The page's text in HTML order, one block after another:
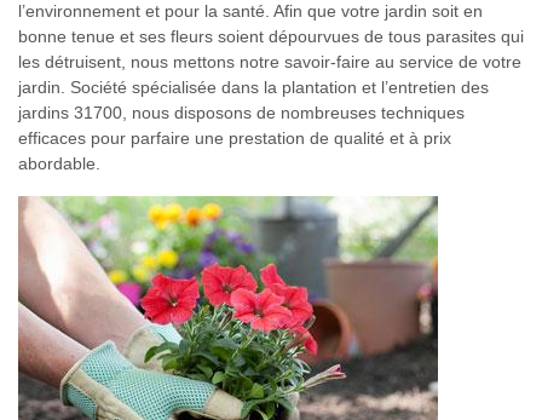
l’environnement et pour la santé. Afin que votre jardin soit en
bonne tenue et ses fleurs soient dépourvues de tous parasites qui
les détruisent, nous mettons notre savoir-faire au service de votre
jardin. Société spécialisée dans la plantation et l’entretien des
jardins 31700, nous disposons de nombreuses techniques
efficaces pour parfaire une prestation de qualité et à prix
abordable.